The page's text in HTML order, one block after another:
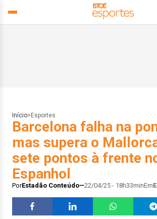
Início> Esportes
Barcelona falha na
mas supera o
sete pontos à frente
Espanhol
PorEstadão Conteúdo 22/04/25 - 18h33minEm